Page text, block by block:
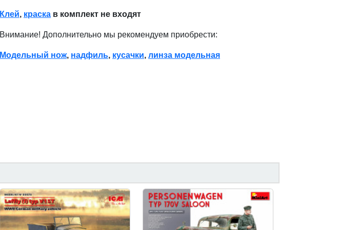
Клей, краска в комплект не входят
Внимание! Дополнительно мы рекомендуем приобрести:
Модельный нож, надфиль, кусачки, линза модельная